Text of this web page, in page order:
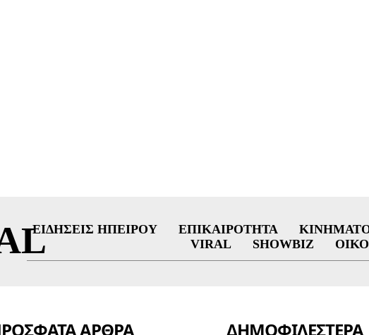
ΕΙΔΉΣΕΙΣ ΗΠΕΊΡΟΥ ΕΠΙΚΑΙΡΌΤΗΤΑ
VIRAL
SHOWBIZ
ΑΡΘΡΑ ΔΗΜΟΦΙΛΈΣΤΕΡΑ